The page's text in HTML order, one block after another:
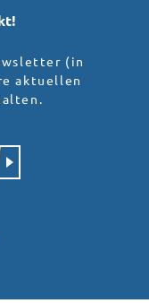
(in
aktuellen